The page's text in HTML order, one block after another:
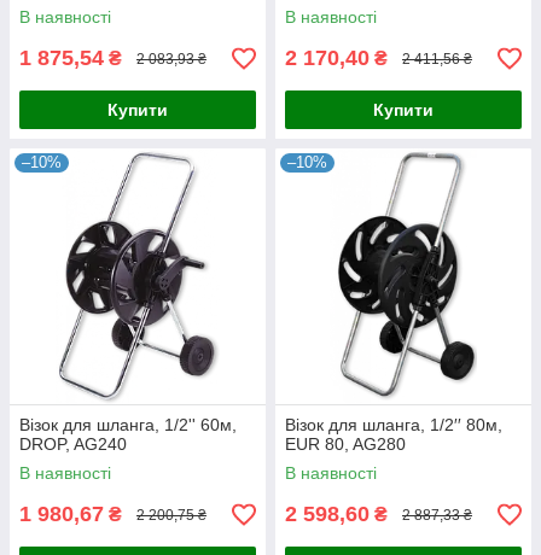
В наявності
1 875,54 ₴ 2 083,93 ₴
Купити
В наявності
2 170,40 ₴ 2 411,56 ₴
Купити
–10%
Візок для шланга, 1/2'' 60м,
DROP, AG240
В наявності
1 980,67 ₴ 2 200,75 ₴
–10%
Візок для шланга, 1/2′′ 80м,
EUR 80, AG280
В наявності
2 598,60 ₴ 2 887,33 ₴